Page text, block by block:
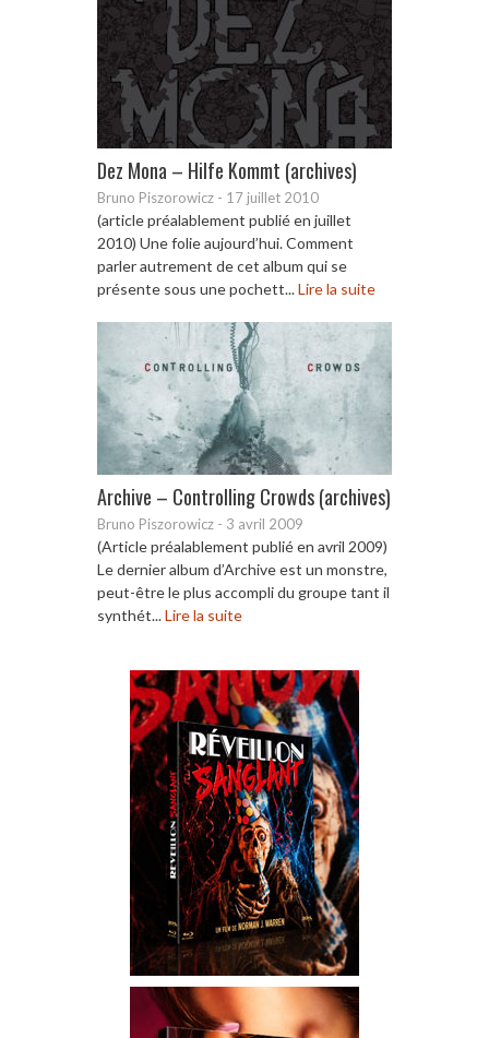
Dez Mona – Hilfe Kommt (archives)
Bruno Piszorowicz - 17 juillet 2010
(article préalablement publié en juillet
2010) Une folie aujourd’hui. Comment
parler autrement de cet album qui se
présente sous une pochett...Lire la suite
Archive – Controlling Crowds (archives)
Bruno Piszorowicz - 3 avril 2009
(Article préalablement publié en avril 2009)
Le dernier album d’Archive est un monstre,
peut-être le plus accompli du groupe tant il
synthét...Lire la suite